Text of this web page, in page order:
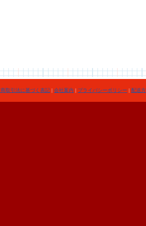
取引法に基づく表記 | 会社案内 | プライバシーポリシー | 配送